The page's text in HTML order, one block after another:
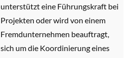
unterstützt eine Führungskraft bei
Projekten oder wird von einem
Fremdunternehmen beauftragt,
sich um die Koordinierung eines